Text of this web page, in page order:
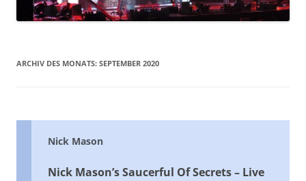
ARCHIV DES MONATS: SEPTEMBER 2020
Nick Mason
Nick Mason’s Saucerful Of Secrets – Live